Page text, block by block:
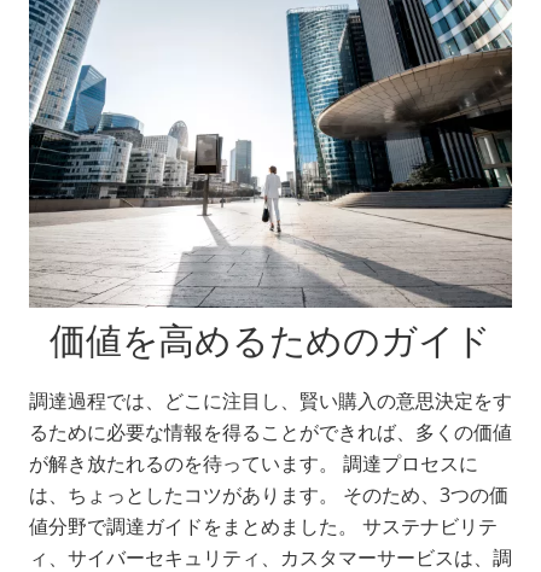
価値を高めるためのガイド
調達過程では、どこに注目し、賢い購入の意思決定をす
るために必要な情報を得ることができれば、多くの価値
が解き放たれるのを待っています。 調達プロセスに
は、ちょっとしたコツがあります。 そのため、3つの価
値分野で調達ガイドをまとめました。 サステナビリテ
ィ、サイバーセキュリティ、カスタマーサービスは、調